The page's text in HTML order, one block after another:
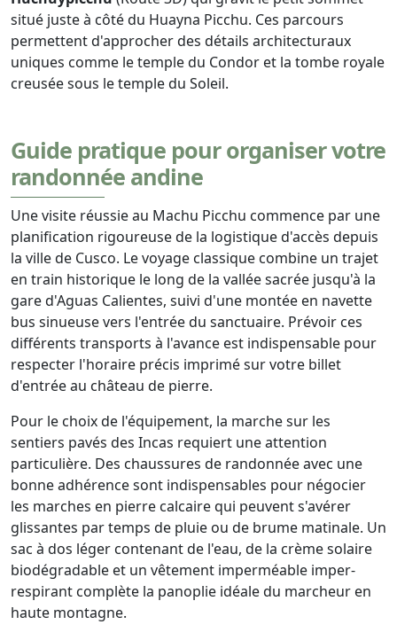
situé juste à côté du Huayna Picchu. Ces parcours
permettent d'approcher des détails architecturaux
uniques comme le temple du Condor et la tombe royale
creusée sous le temple du Soleil.
Guide pratique pour organiser votre
randonnée andine
Une visite réussie au Machu Picchu commence par une
planification rigoureuse de la logistique d'accès depuis
la ville de Cusco. Le voyage classique combine un trajet
en train historique le long de la vallée sacrée jusqu'à la
gare d'Aguas Calientes, suivi d'une montée en navette
bus sinueuse vers l'entrée du sanctuaire. Prévoir ces
différents transports à l'avance est indispensable pour
respecter l'horaire précis imprimé sur votre billet
d'entrée au château de pierre.
Pour le choix de l'équipement, la marche sur les
sentiers pavés des Incas requiert une attention
particulière. Des chaussures de randonnée avec une
bonne adhérence sont indispensables pour négocier
les marches en pierre calcaire qui peuvent s'avérer
glissantes par temps de pluie ou de brume matinale. Un
sac à dos léger contenant de l'eau, de la crème solaire
biodégradable et un vêtement imperméable imper-
respirant complète la panoplie idéale du marcheur en
haute montagne.